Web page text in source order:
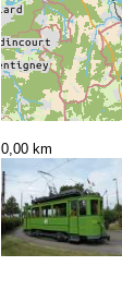
0,00 km